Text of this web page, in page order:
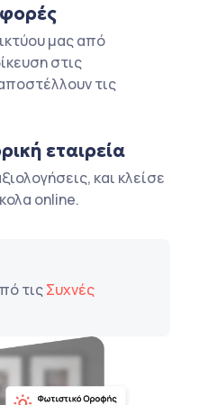
μας από
στις
τις
εταιρεία
και κλείσε
online.
τιςΣυχνές